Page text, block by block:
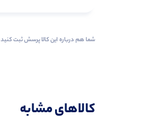
شما هم درباره این کالا پرسش ثبت کنید
کالاهای مشابه